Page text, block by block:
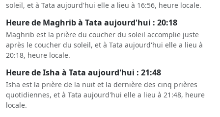
soleil, et à Tata aujourd'hui elle a lieu à 16:56, heure locale.
Heure de Maghrib à Tata aujourd'hui : 20:18
Maghrib est la prière du coucher du soleil accomplie juste
après le coucher du soleil, et à Tata aujourd'hui elle a lieu à
20:18, heure locale.
Heure de Isha à Tata aujourd'hui : 21:48
Isha est la prière de la nuit et la dernière des cinq prières
quotidiennes, et à Tata aujourd'hui elle a lieu à 21:48, heure
locale.